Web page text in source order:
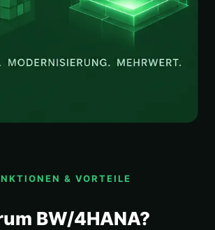
& VORTEILE
BW/4HANA?